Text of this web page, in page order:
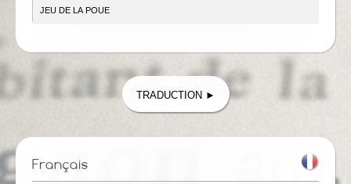
Traduction ►
Français